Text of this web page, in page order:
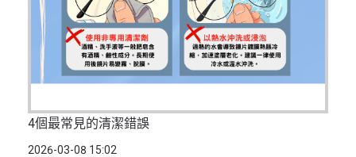
4個最常見的清潔錯誤
2026-03-08 15:02